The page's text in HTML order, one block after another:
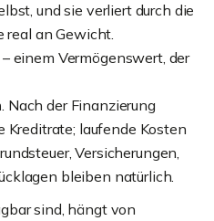
und sie verliert durch die
real an Gewicht.
– einem Vermögenswert, der
. Nach der Finanzierung
laufende Kosten
Versicherungen,
bleiben natürlich.
sind, hängt von